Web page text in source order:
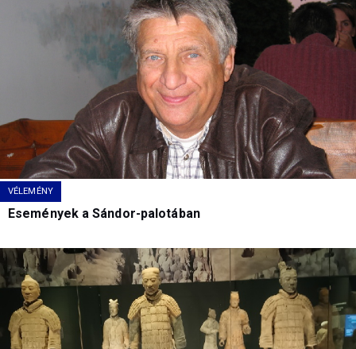
VÉLEMÉNY
Események a Sándor-palotában